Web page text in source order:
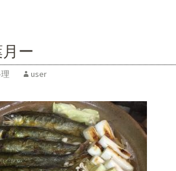
ー
user